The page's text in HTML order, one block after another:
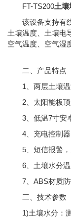
FT-TS200土壤
该设备支持有
土壤温度、土壤电
空气温度、空气湿
二、产品特点
1、两层土壤
2、太阳能板
3、低温7寸安
4、充电控制
5、短信报警
6、土壤水分
7、ABS材质
三、技术参数
1)土壤水分：